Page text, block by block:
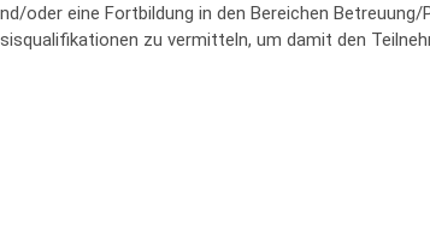
oder eine Fortbildung in den Bereichen
zu vermitteln, um damit den